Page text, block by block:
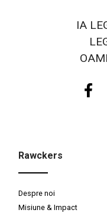
IA
Rawckers
Despre noi
Misiune & Impact